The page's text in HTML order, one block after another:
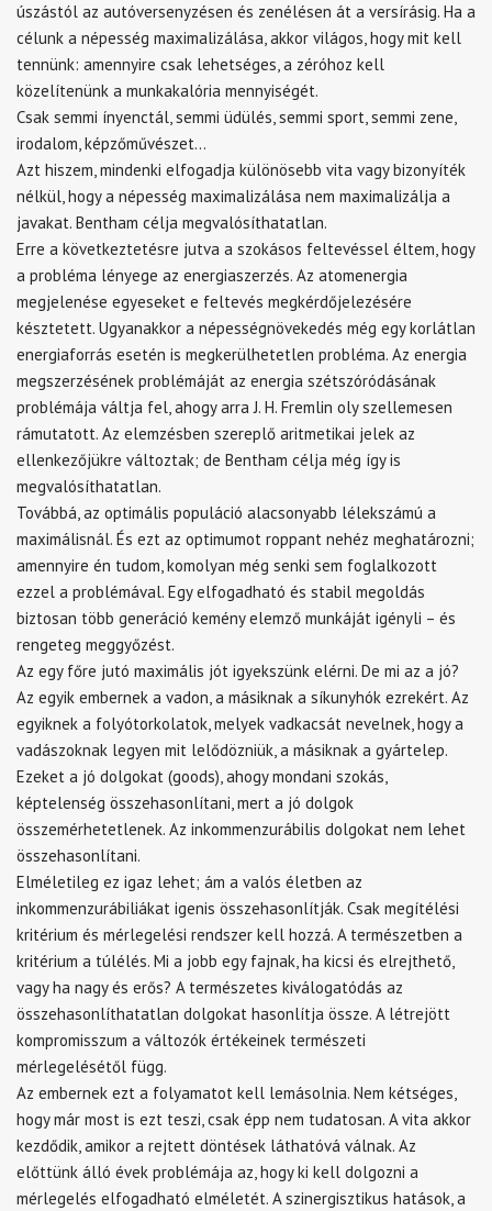
úszástól az autóversenyzésen és zenélésen át a versírásig. Ha a
célunk a népesség maximalizálása, akkor világos, hogy mit kell
tennünk: amennyire csak lehetséges, a zéróhoz kell
közelítenünk a munkakalória mennyiségét.
Csak semmi ínyenctál, semmi üdülés, semmi sport, semmi zene,
irodalom, képzőművészet…
Azt hiszem, mindenki elfogadja különösebb vita vagy bizonyíték
nélkül, hogy a népesség maximalizálása nem maximalizálja a
javakat. Bentham célja megvalósíthatatlan.
Erre a következtetésre jutva a szokásos feltevéssel éltem, hogy
a probléma lényege az energiaszerzés. Az atomenergia
megjelenése egyeseket e feltevés megkérdőjelezésére
késztetett. Ugyanakkor a népességnövekedés még egy korlátlan
energiaforrás esetén is megkerülhetetlen probléma. Az energia
megszerzésének problémáját az energia szétszóródásának
problémája váltja fel, ahogy arra J. H. Fremlin oly szellemesen
rámutatott. Az elemzésben szereplő aritmetikai jelek az
ellenkezőjükre változtak; de Bentham célja még így is
megvalósíthatatlan.
Továbbá, az optimális populáció alacsonyabb lélekszámú a
maximálisnál. És ezt az optimumot roppant nehéz meghatározni;
amennyire én tudom, komolyan még senki sem foglalkozott
ezzel a problémával. Egy elfogadható és stabil megoldás
biztosan több generáció kemény elemző munkáját igényli – és
rengeteg meggyőzést.
Az egy főre jutó maximális jót igyekszünk elérni. De mi az a jó?
Az egyik embernek a vadon, a másiknak a síkunyhók ezrekért. Az
egyiknek a folyótorkolatok, melyek vadkacsát nevelnek, hogy a
vadászoknak legyen mit lelődözniük, a másiknak a gyártelep.
Ezeket a jó dolgokat (goods), ahogy mondani szokás,
képtelenség összehasonlítani, mert a jó dolgok
összemérhetetlenek. Az inkommenzurábilis dolgokat nem lehet
összehasonlítani.
Elméletileg ez igaz lehet; ám a valós életben az
inkommenzurábiliákat igenis összehasonlítják. Csak megítélési
kritérium és mérlegelési rendszer kell hozzá. A természetben a
kritérium a túlélés. Mi a jobb egy fajnak, ha kicsi és elrejthető,
vagy ha nagy és erős? A természetes kiválogatódás az
összehasonlíthatatlan dolgokat hasonlítja össze. A létrejött
kompromisszum a változók értékeinek természeti
mérlegelésétől függ.
Az embernek ezt a folyamatot kell lemásolnia. Nem kétséges,
hogy már most is ezt teszi, csak épp nem tudatosan. A vita akkor
kezdődik, amikor a rejtett döntések láthatóvá válnak. Az
előttünk álló évek problémája az, hogy ki kell dolgozni a
mérlegelés elfogadható elméletét. A szinergisztikus hatások, a